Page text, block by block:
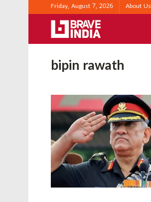
Friday, August 7, 2026 About Us
bipin rawath